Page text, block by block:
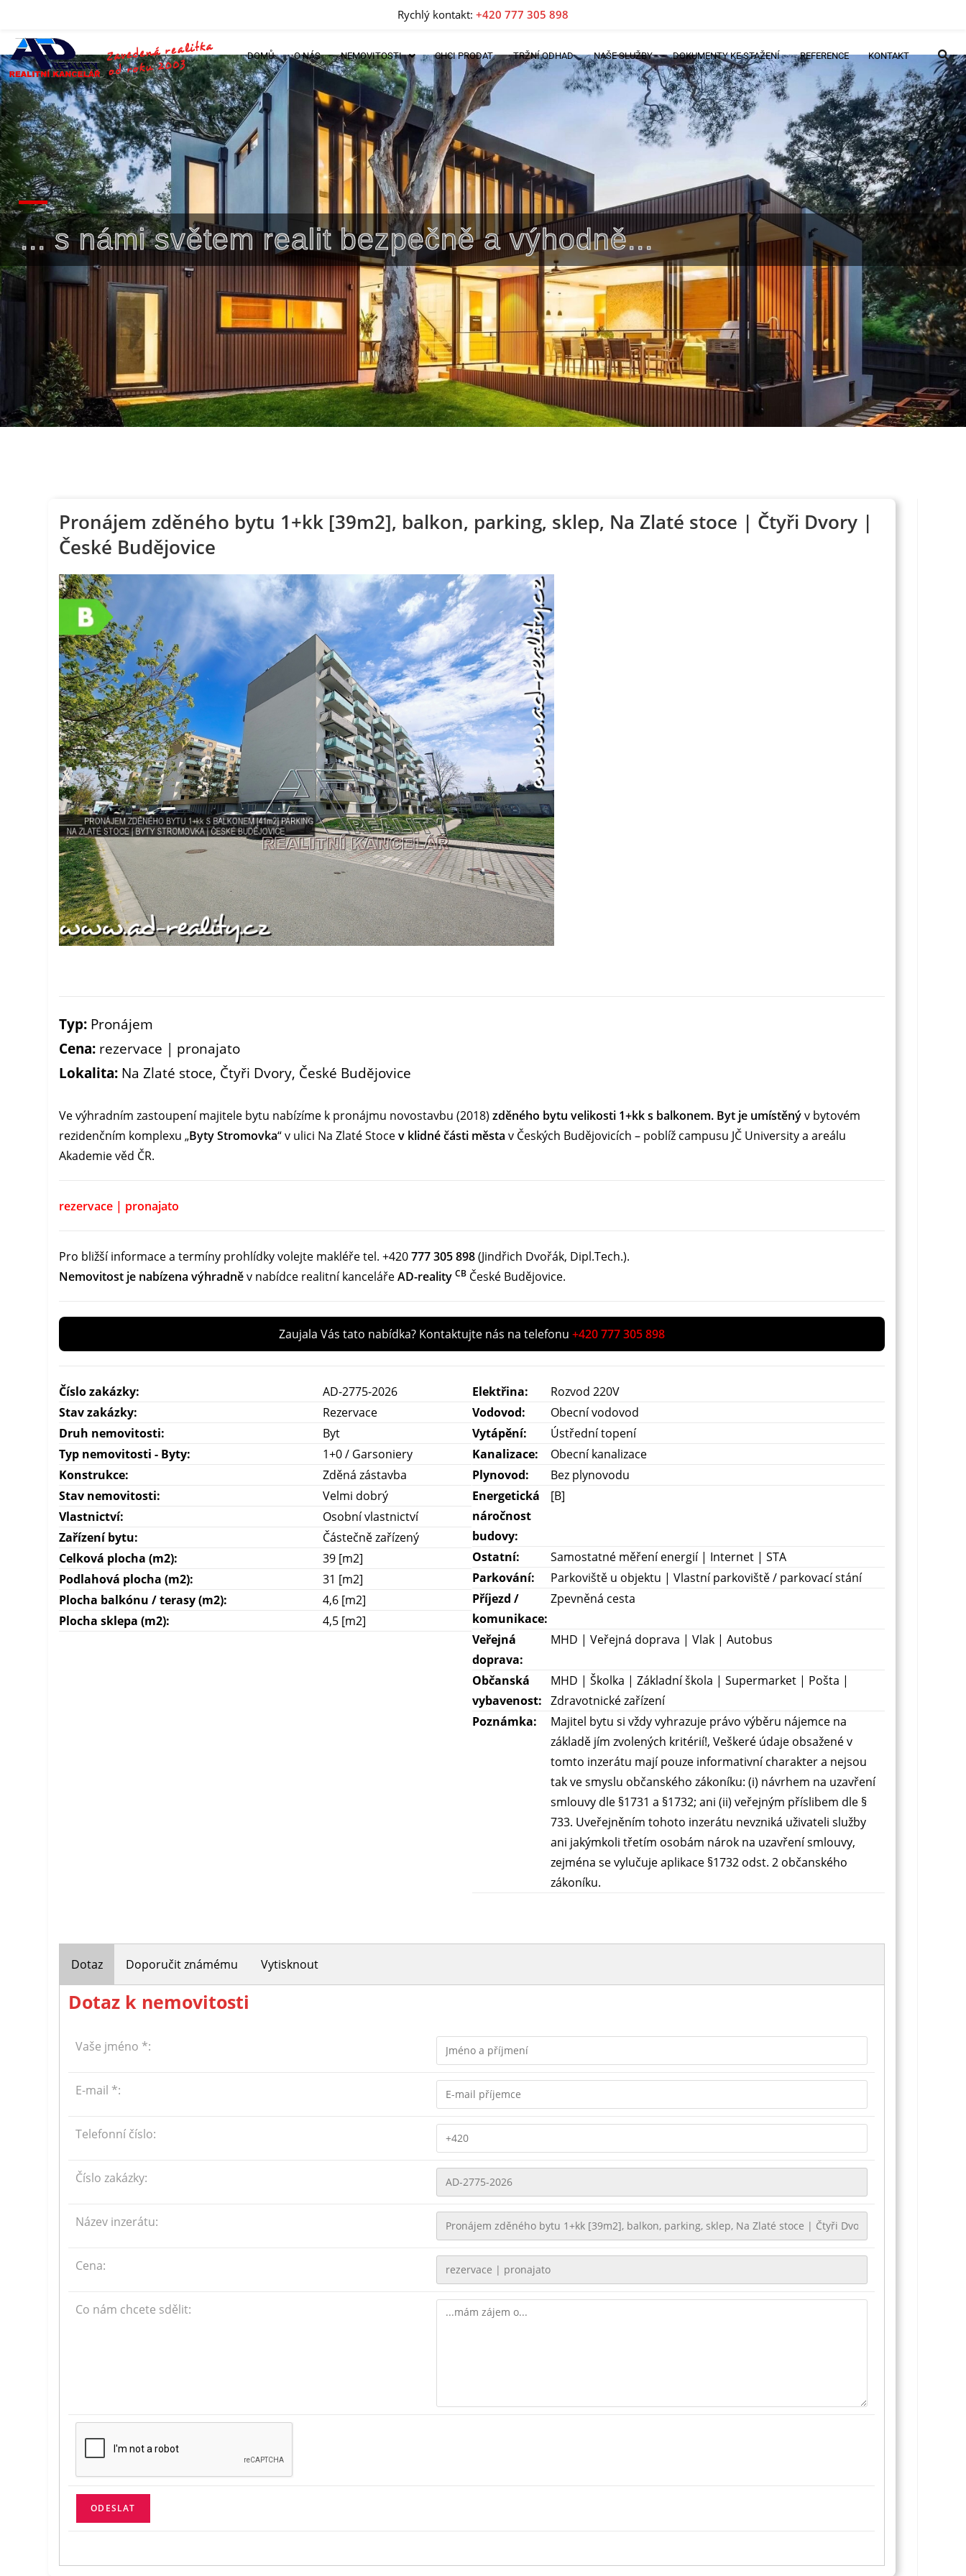
... s námi světem realit bezpečně a výhodně...
DOMŮ O NÁS NEMOVITOSTI CHCI PRODAT TRŽNÍ ODHAD NAŠE SLUŽBY DOKUMENTY KE STAŽENÍ REFERENCE KONTAKT
Pronájem zděného bytu 1+kk [39m2], balkon, parking, sklep, Na Zlaté stoce | Čtyři Dvory |
České Budějovice
Typ: Pronájem
Cena: rezervace | pronajato
Lokalita: Na Zlaté stoce, Čtyři Dvory, České Budějovice
Ve výhradním zastoupení majitele bytu nabízíme k pronájmu novostavbu (2018)zděného bytu velikosti 1+kk s balkonem. Byt je umístěnýv bytovém
rezidenčním komplexu „Byty Stromovka“ v ulici Na Zlaté Stocev klidné části města v Českých Budějovicích – poblíž campusu JČ University a areálu
Akademie věd ČR.
rezervace | pronajato
Pro bližší informace a termíny prohlídky volejte makléře tel. +420777 305 898(Jindřich Dvořák, Dipl.Tech.).
Nemovitost je nabízena výhradněv nabídce realitní kancelářeAD-realityCB České Budějovice.
Zaujala Vás tato nabídka? Kontaktujte nás na telefonu +420 777 305 898
Číslo zakázky:
AD-2775-2026
Stav zakázky:
Rezervace
Druh nemovitosti:
Byt
Typ nemovitosti - Byty:
1+0 / Garsoniery
Konstrukce:
Zděná zástavba
Stav nemovitosti:
Velmi dobrý
Vlastnictví:
Osobní vlastnictví
Zařízení bytu:
Částečně zařízený
Celková plocha (m2):
39 [m2]
Podlahová plocha (m2):
31 [m2]
Plocha balkónu / terasy (m2):
4,6 [m2]
Plocha sklepa (m2):
4,5 [m2]
Elektřina:
Rozvod 220V
Vodovod:
Obecní vodovod
Vytápění:
Ústřední topení
Kanalizace:
Obecní kanalizace
Plynovod:
Bez plynovodu
Energetická
náročnost
budovy:
[B]
Ostatní:
Samostatné měření energií | Internet | STA
Parkování:
Parkoviště u objektu | Vlastní parkoviště / parkovací stání
Příjezd /
komunikace:
Zpevněná cesta
Veřejná
doprava:
MHD | Veřejná doprava | Vlak | Autobus
Občanská
vybavenost:
MHD | Školka | Základní škola | Supermarket | Pošta |
Zdravotnické zařízení
Poznámka:
Majitel bytu si vždy vyhrazuje právo výběru nájemce na
základě jím zvolených kritérií!, Veškeré údaje obsažené v
tomto inzerátu mají pouze informativní charakter a nejsou
tak ve smyslu občanského zákoníku: (i) návrhem na uzavření
smlouvy dle §1731 a §1732; ani (ii) veřejným příslibem dle §
733. Uveřejněním tohoto inzerátu nevzniká uživateli služby
ani jakýmkoli třetím osobám nárok na uzavření smlouvy,
zejména se vylučuje aplikace §1732 odst. 2 občanského
zákoníku.
Dotaz Doporučit známému Vytisknout
Dotaz k nemovitosti
Vaše jméno *:
E-mail *:
Telefonní číslo:
Číslo zakázky:
Název inzerátu:
Cena:
Co nám chcete sdělit:
Rychlý kontakt: +420 777 305 898